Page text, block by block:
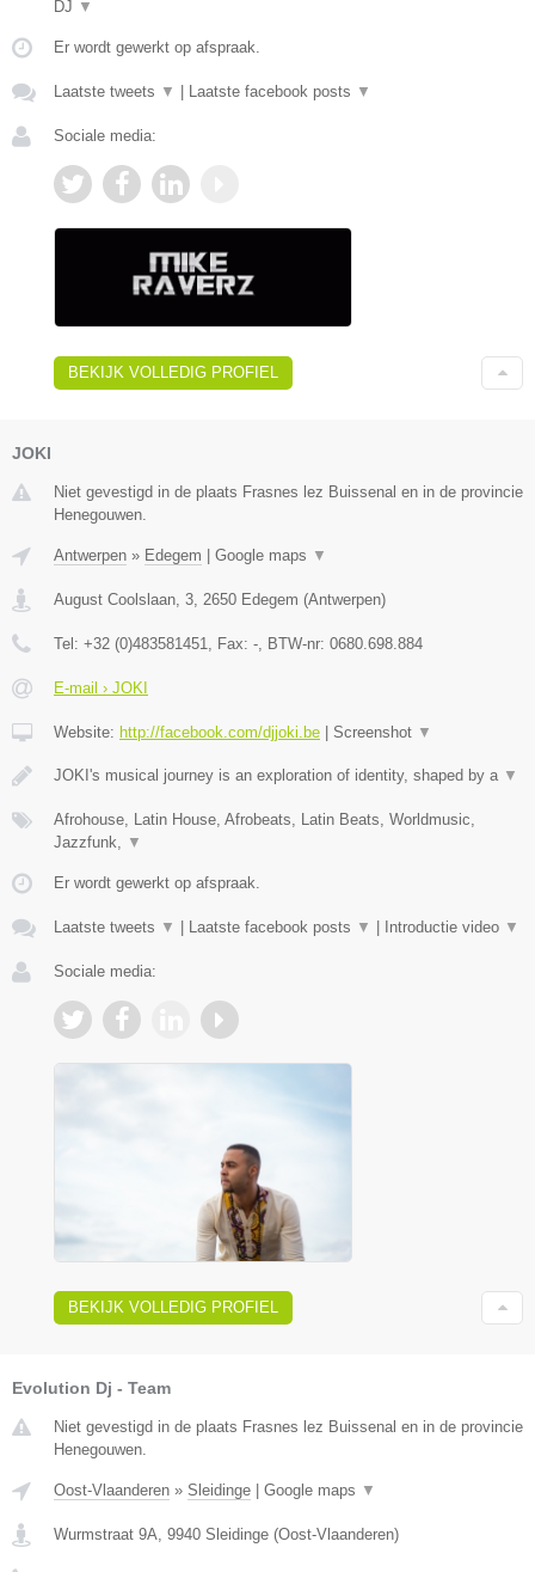
DJ ▼
Er wordt gewerkt op afspraak.
Laatste tweets ▼ Laatste facebook posts ▼
Sociale media:
BEKIJK VOLLEDIG PROFIEL
JOKI
Niet gevestigd in de plaats Frasnes lez Buissenal en in de provincie
Henegouwen.
Antwerpen » Edegem Google maps ▼
August Coolslaan, 3, 2650 Edegem (Antwerpen)
Tel: +32 (0)483581451, Fax: -, BTW-nr: 0680.698.884
E-mail › JOKI
Website: http://facebook.com/djjoki.be Screenshot ▼
JOKI's musical journey is an exploration of identity, shaped by a ▼
Afrohouse, Latin House, Afrobeats, Latin Beats, Worldmusic,
Jazzfunk, ▼
Er wordt gewerkt op afspraak.
Laatste tweets ▼ Laatste facebook posts ▼ Introductie video ▼
Sociale media:
BEKIJK VOLLEDIG PROFIEL
Evolution Dj - Team
Niet gevestigd in de plaats Frasnes lez Buissenal en in de provincie
Henegouwen.
Oost-Vlaanderen » Sleidinge Google maps ▼
Wurmstraat 9A 9940 Sleidinge (Oost-Vlaanderen)